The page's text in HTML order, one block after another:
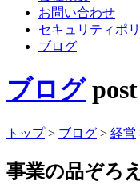
お問い合わせ
セキュリティポ
ブログ
ブログ post
トップ> ブログ > 経営
事業の品ぞろ